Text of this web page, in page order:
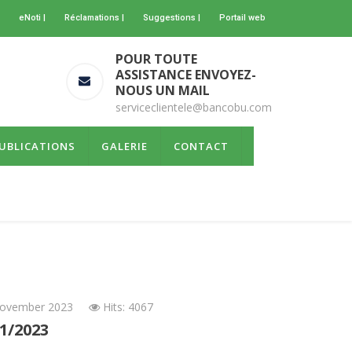
eNoti | Réclamations | Suggestions | Portail web
POUR TOUTE
ASSISTANCE ENVOYEZ-
NOUS UN MAIL
serviceclientele@bancobu.com
GALERIE CONTACT
2023 Hits: 4067
2023